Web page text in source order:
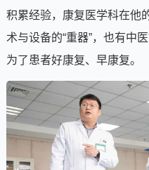
积累经验，康复医学科在他
术与设备的“重器”，也有中
为了患者好康复、早康复。